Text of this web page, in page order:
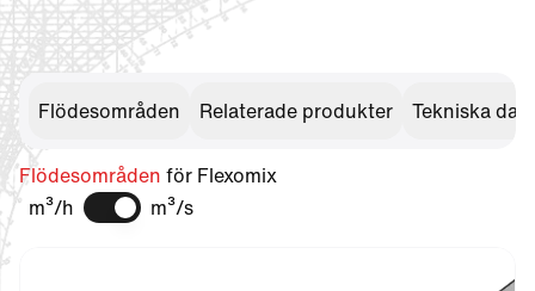
Flödesområden Relaterade produkter Tekniska data
Flödesområden för Flexomix
m³/h
m³/s